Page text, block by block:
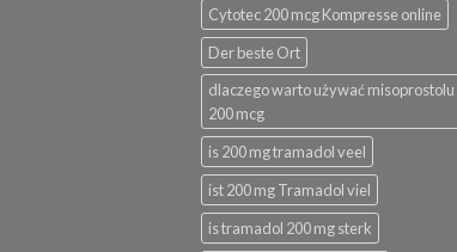
Cytotec 200 mcg Kompresse online
Der beste Ort
dlaczego warto używać misoprostolu
200 mcg
is 200 mg tramadol veel
ist 200 mg Tramadol viel
is tramadol 200 mg sterk